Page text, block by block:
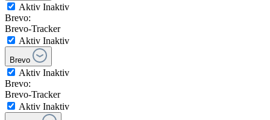
Aktiv Inaktiv
Brevo:
Brevo-Tracker
Aktiv Inaktiv
Brevo
Aktiv Inaktiv
Brevo:
Brevo-Tracker
Aktiv Inaktiv